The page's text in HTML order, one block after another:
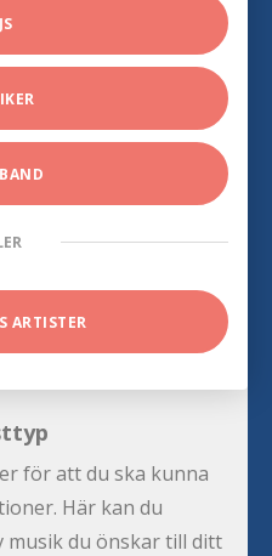
ARTISTER
för att du ska kunna
Här kan du
musik du önskar till ditt